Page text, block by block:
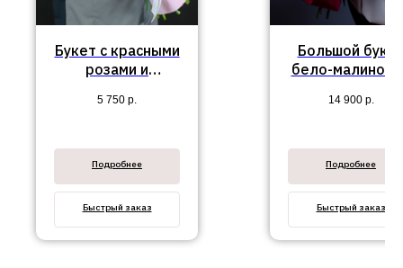
Букет с красными
розами и
"Шарм"
5 750 р.
Подробнее
Быстрый заказ
Большой
бело-
"Сэнди"
14 900 р.
Подробнее
Быстрый заказ